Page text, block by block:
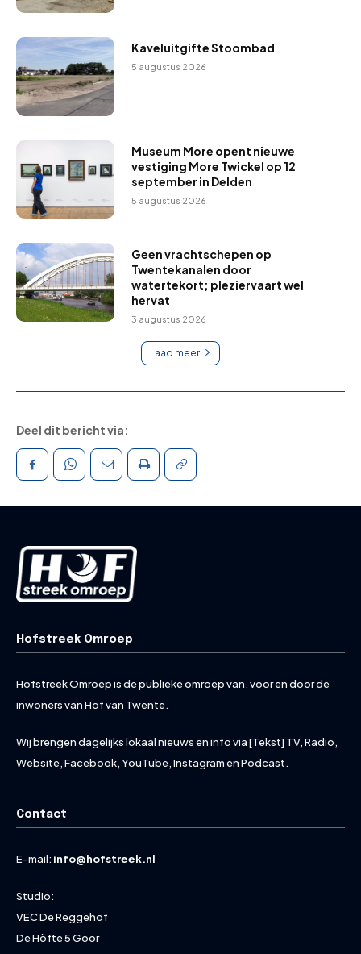
Kaveluitgifte Stoombad
5 augustus 2026
Museum More opent nieuwe
vestiging More Twickel op 12
september in Delden
5 augustus 2026
Geen vrachtschepen op
Twentekanalen door
watertekort; pleziervaart wel
hervat
3 augustus 2026
Laad meer
Deel dit bericht via:
Hofstreek Omroep
Hofstreek Omroep is de publieke omroep van, voor en door de
inwoners van Hof van Twente.
Wij brengen dagelijks lokaal nieuws en info via [Tekst] TV, Radio,
Website, Facebook, YouTube, Instagram en Podcast.
Contact
E-mail: info@hofstreek.nl
Studio:
VEC De Reggehof
De Höfte 5 Goor